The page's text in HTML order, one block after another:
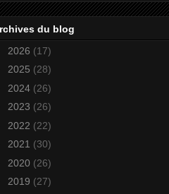
du blog
2026 (17)
2025 (28)
2024 (26)
2023 (26)
2022 (22)
2021 (30)
2020 (26)
2019 (27)